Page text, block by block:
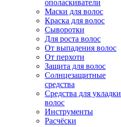
ополаскиватели
Маски для волос
Краска для волос
Сыворотки
Для роста волос
От выпадения волос
От перхоти
Защита для волос
Солнцезащитные
средства
Средства для укладки
волос
Инструменты
Расчёски